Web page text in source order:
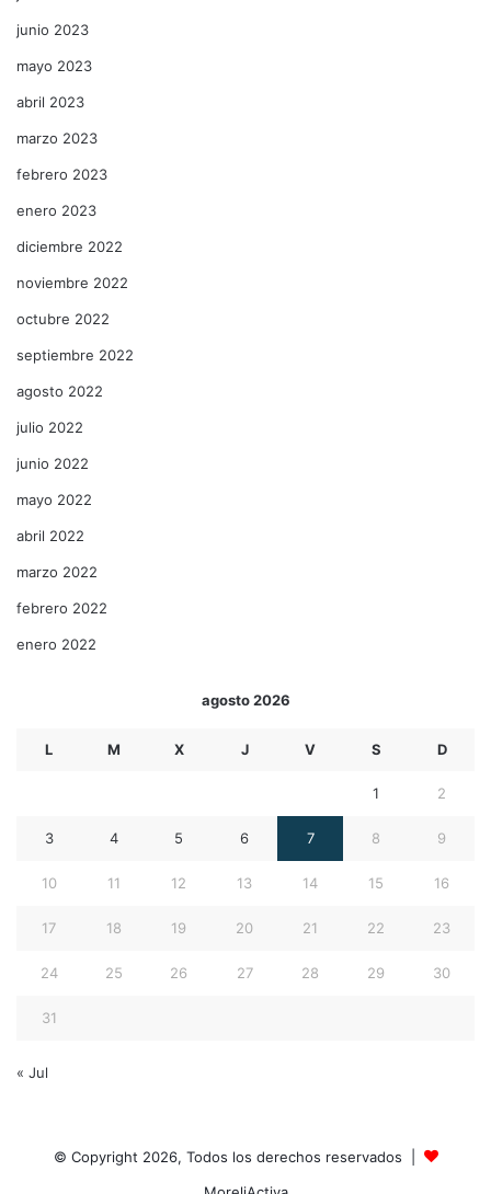
junio 2023
mayo 2023
abril 2023
marzo 2023
febrero 2023
enero 2023
diciembre 2022
noviembre 2022
octubre 2022
septiembre 2022
agosto 2022
julio 2022
junio 2022
mayo 2022
abril 2022
marzo 2022
febrero 2022
enero 2022
agosto 2026
L M X J V S D
1 2
3 4 5 6 7 8 9
10 11 12 13 14 15 16
17 18 19 20 21 22 23
24 25 26 27 28 29 30
31
« Jul
© Copyright 2026, Todos los derechos reservados |